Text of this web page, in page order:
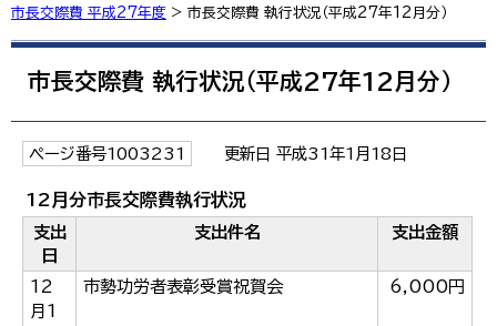
市長交際費 平成27年度 > 市長交際費 執行状況（平成27年12月分）
市長交際費 執行状況（平成27年12月分）
ページ番号1003231 更新日 平成31年1月18日
12月分市長交際費執行状況
支出
日
支出件名 支出金額
12
月1
市勢功労者表彰受賞祝賀会 6,000円